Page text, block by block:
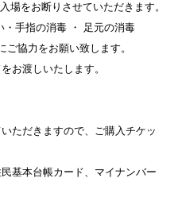
をお断りさせていただきます。
・手指の消毒 ・ 足元の消毒
協力をお願い致します。
お渡しいたします。
ただきますので、ご購入チケッ
基本台帳カード、マイナンバー